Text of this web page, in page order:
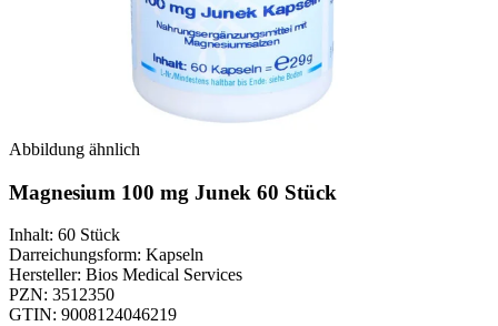
Abbildung ähnlich
Magnesium 100 mg Junek 60 Stück
Inhalt: 60 Stück
Darreichungsform: Kapseln
Hersteller: Bios Medical Services
PZN: 3512350
GTIN: 9008124046219